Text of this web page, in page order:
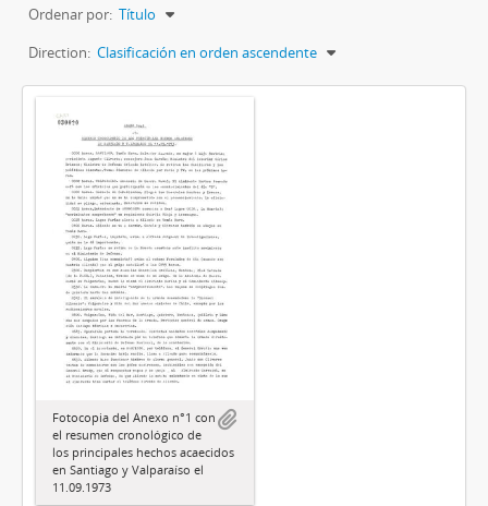
Ordenar por: Título
Direction: Clasificación en orden ascendente
Fotocopia del Anexo n°1 con
el resumen cronológico de
los principales hechos acaecidos
en Santiago y Valparaíso el
11.09.1973